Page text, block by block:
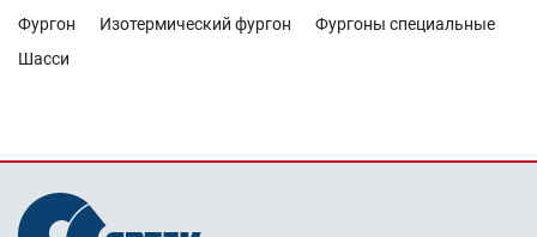
Фургон
Изотермический фургон
Фургоны специальные
Шасси